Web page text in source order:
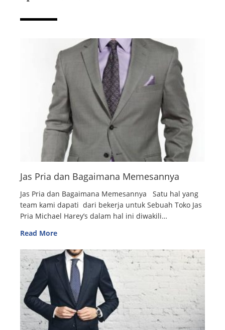
Jas Pria dan Bagaimana Memesannya
Jas Pria dan Bagaimana Memesannya Satu hal yang
team kami dapati dari bekerja untuk Sebuah Toko Jas
Pria Michael Harey’s dalam hal ini diwakili…
Read More